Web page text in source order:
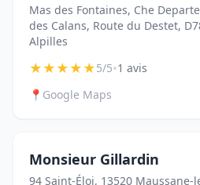
Mas des Fontaines, Che
des Cala​ns, Route du Destet,
Alpilles
★★★★★5/5•1 avis
📍 Google Maps
Monsieur Gillardin
94 Saint-Éloi, 13520 Maussane-